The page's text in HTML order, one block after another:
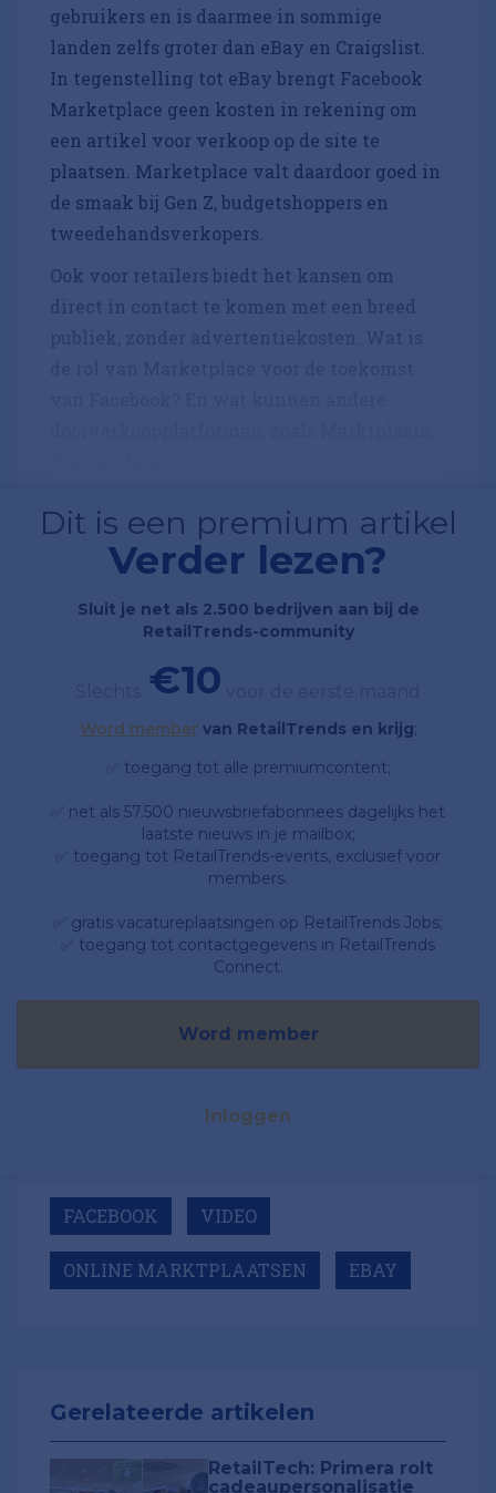
gebruikers en is daarmee in sommige
landen zelfs groter dan eBay en Craigslist.
In tegenstelling tot eBay brengt Facebook
Marketplace geen kosten in rekening om
een artikel voor verkoop op de site te
plaatsen. Marketplace valt daardoor goed in
de smaak bij Gen Z, budgetshoppers en
tweedehandsverkopers.
Ook voor retailers biedt het kansen om
direct in contact te komen met een breed
Dit is een premium artikel
Verder lezen?
Sluit je net als 2.500 bedrijven aan bij de
RetailTrends-community
€10
Word member van RetailTrends en krijg;
✅ toegang tot alle premiumcontent;
✅ net als 57.500 nieuwsbriefabonnees dagelijks het
laatste nieuws in je mailbox;
✅ toegang tot RetailTrends-events, exclusief voor
members.
✅ gratis vacatureplaatsingen op RetailTrends Jobs;
✅ toegang tot contactgegevens in RetailTrends
Connect.
Word member
Inloggen
FACEBOOK VIDEO
ONLINE MARKTPLAATSEN EBAY
Gerelateerde artikelen
RetailTech: Primera rolt
cadeaupersonalisatie